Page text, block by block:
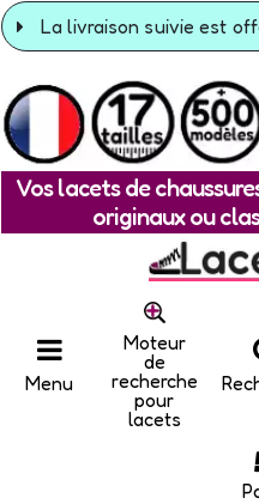
La livraison suivie est
Vos lacets de
originaux ou
Menu
Moteur
de
recherche
pour
lacets